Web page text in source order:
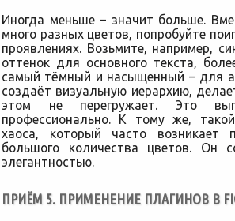
Иногда меньше – значит больше.
много разных цветов, попробуйте
проявлениях. Возьмите, например,
оттенок для основного текста,
самый тёмный и насыщенный – для
создаёт визуальную иерархию,
этом не перегружает. Это
профессионально. К тому же,
хаоса, который часто возникает
большого количества цветов. Он
элегантностью.
ПРИЁМ 5. ПРИМЕНЕНИЕ ПЛАГИНОВ В